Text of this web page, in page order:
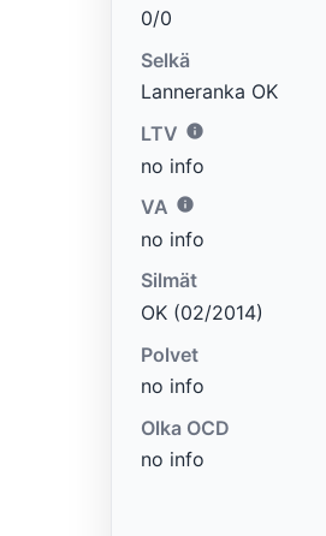
0/0
Selkä
Lanneranka OK
LTV
no info
VA
no info
Silmät
OK (02/2014)
Polvet
no info
Olka OCD
no info